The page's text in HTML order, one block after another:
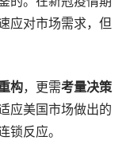
应对市场需求，但
构，更需考量决策
应美国市场做出的
锁反应。